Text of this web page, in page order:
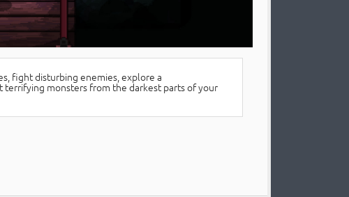
fight disturbing enemies, explore a
terrifying monsters from the darkest parts of your